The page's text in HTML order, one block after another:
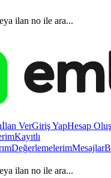
ilan no ile ara...
İlan VerGiriş YapHesap
Kayıtlı
DeğerlemelerimMesajlar
ilan no ile ara...